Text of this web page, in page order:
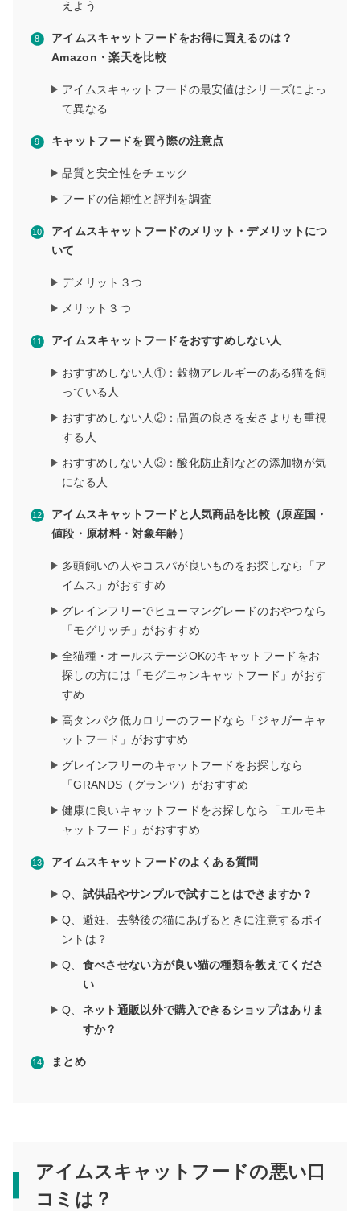
えよう
アイムスキャットフードをお得に買えるのは？
Amazon・楽天を比較
アイムスキャットフードの最安値はシリーズによっ
て異なる
キャットフードを買う際の注意点
品質と安全性をチェック
フードの信頼性と評判を調査
アイムスキャットフードのメリット・デメリットにつ
いて
デメリット３つ
メリット３つ
アイムスキャットフードをおすすめしない人
おすすめしない人①：穀物アレルギーのある猫を飼
っている人
おすすめしない人②：品質の良さを安さよりも重視
する人
おすすめしない人③：酸化防止剤などの添加物が気
になる人
アイムスキャットフードと人気商品を比較（原産国・
値段・原材料・対象年齢）
多頭飼いの人やコスパが良いものをお探しなら「ア
イムス」がおすすめ
グレインフリーでヒューマングレードのおやつなら
「モグリッチ」がおすすめ
全猫種・オールステージOKのキャットフードをお
探しの方には「モグニャンキャットフード」がおす
すめ
高タンパク低カロリーのフードなら「ジャガーキャ
ットフード」がおすすめ
グレインフリーのキャットフードをお探しなら
「GRANDS（グランツ）がおすすめ
健康に良いキャットフードをお探しなら「エルモキ
ャットフード」がおすすめ
アイムスキャットフードのよくある質問
Q、 試供品やサンプルで試すことはできますか？
Q、避妊、去勢後の猫にあげるときに注意するポイ
ントは？
Q、 食べさせない方が良い猫の種類を教えてくださ
い
Q、 ネット通販以外で購入できるショップはありま
すか？
まとめ
アイムスキャットフードの悪い口
コミは？